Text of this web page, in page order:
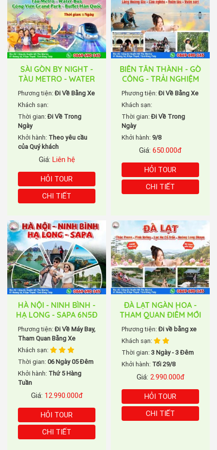
SÀI GÒN BY NIGHT -
TÀU METRO - WATER
BUS - BUFFET HÀN
QUỐC
Phương tiện:Đi Về Bằng Xe
Khách sạn:
Thời gian:Đi Về Trong
Ngày
Khởi hành: Theo yêu cầu
của Quý khách
Giá: Liên hệ
HỎI TOUR
CHI TIẾT
BIỂN TÂN THÀNH - GÒ
CÔNG - TRẢI NGHIỆM
CÀO NGHÊU - VƯỜN
TÁO
Phương tiện:Đi Về Bằng Xe
Khách sạn:
Thời gian:Đi Về Trong
Ngày
Khởi hành: 9/8
Giá: 650.000đ
HỎI TOUR
CHI TIẾT
HÀ NỘI - NINH BÌNH -
HẠ LONG - SAPA 6N5Đ
Phương tiện:Đi Về Máy Bay,
Tham Quan Bằng Xe
Khách sạn:
Thời gian: 06 Ngày 05 Đêm
Khởi hành: Thứ 5 Hàng
Tuần
Giá: 12.990.000đ
HỎI TOUR
CHI TIẾT
ĐÀ LẠT NGÀN HOA -
THAM QUAN ĐIỂM MỚI
Phương tiện:Đi về bằng xe
Khách sạn:
Thời gian: 3 Ngày - 3 Đêm
Khởi hành: Tối 29/8
Giá: 2.990.000đ
HỎI TOUR
CHI TIẾT